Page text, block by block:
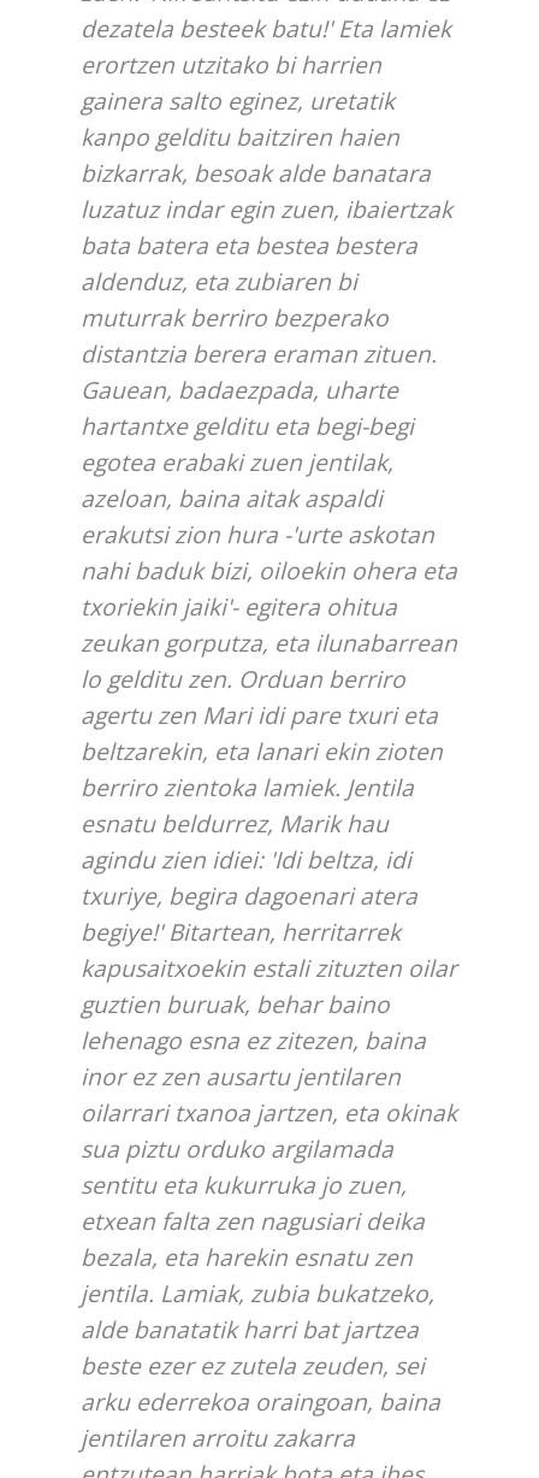
dezatela besteek batu!' Eta lamiek
erortzen utzitako bi harrien
gainera salto eginez, uretatik
kanpo gelditu baitziren haien
bizkarrak, besoak alde banatara
luzatuz indar egin zuen, ibaiertzak
bata batera eta bestea bestera
aldenduz, eta zubiaren bi
muturrak berriro bezperako
distantzia berera eraman zituen.
Gauean, badaezpada, uharte
hartantxe gelditu eta begi-begi
egotea erabaki zuen jentilak,
azeloan, baina aitak aspaldi
erakutsi zion hura -'urte askotan
nahi baduk bizi, oiloekin ohera eta
txoriekin jaiki'- egitera ohitua
zeukan gorputza, eta ilunabarrean
lo gelditu zen. Orduan berriro
agertu zen Mari idi pare txuri eta
beltzarekin, eta lanari ekin zioten
berriro zientoka lamiek. Jentila
esnatu beldurrez, Marik hau
agindu zien idiei: 'Idi beltza, idi
txuriye, begira dagoenari atera
begiye!' Bitartean, herritarrek
kapusaitxoekin estali zituzten oilar
guztien buruak, behar baino
lehenago esna ez zitezen, baina
inor ez zen ausartu jentilaren
oilarrari txanoa jartzen, eta okinak
sua piztu orduko argilamada
sentitu eta kukurruka jo zuen,
etxean falta zen nagusiari deika
bezala, eta harekin esnatu zen
jentila. Lamiak, zubia bukatzeko,
alde banatatik harri bat jartzea
beste ezer ez zutela zeuden, sei
arku ederrekoa oraingoan, baina
jentilaren arroitu zakarra